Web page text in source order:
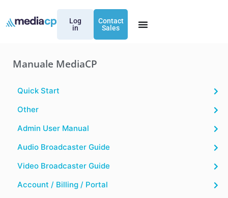
Log
in
Contact
Sales
Manuale MediaCP
Quick Start
Other
Admin User Manual
Audio Broadcaster Guide
Video Broadcaster Guide
Account / Billing / Portal